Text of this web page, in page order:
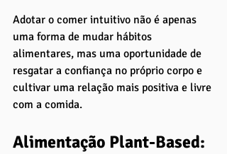
Adotar o comer intuitivo não é apenas
uma forma de mudar hábitos
alimentares, mas uma oportunidade de
resgatar a confiança no próprio corpo e
cultivar uma relação mais positiva e livre
com a comida.
Alimentação Plant-Based: